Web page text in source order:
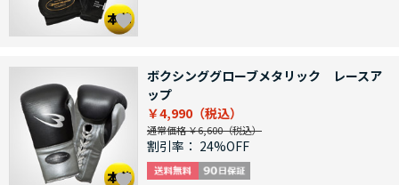
ボクシンググローブメタリック レースア
ップ
￥4,990
通常価格 ￥6,600
割引率： 24%OFF